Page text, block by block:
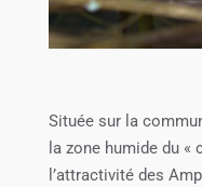
Située sur la
la zone humide du «
l’attractivité des